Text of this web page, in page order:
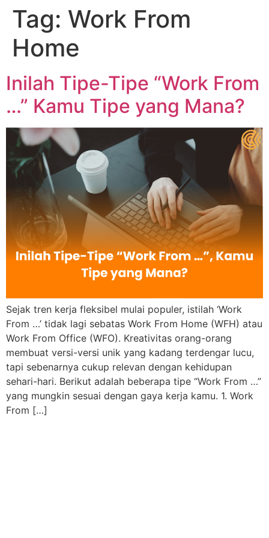
Tag: Work From
Home
Inilah Tipe-Tipe “Work From
…” Kamu Tipe yang Mana?
Sejak tren kerja fleksibel mulai populer, istilah ‘Work
From …’ tidak lagi sebatas Work From Home (WFH) atau
Work From Office (WFO). Kreativitas orang-orang
membuat versi-versi unik yang kadang terdengar lucu,
tapi sebenarnya cukup relevan dengan kehidupan
sehari-hari. Berikut adalah beberapa tipe “Work From …”
yang mungkin sesuai dengan gaya kerja kamu. 1. Work
From […]